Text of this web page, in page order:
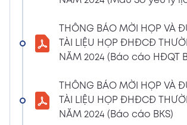
CBTT VỀ QUYẾT ĐỊNH MIỄN
04/01/2024
CBTT VỀ QUYẾT ĐỊNH BỔ
HỖ TRỢ
18/12/2023
4:48 PM
THÔNG BÁO MỜI HỌP VÀ
TÀI LIỆU HỌP ĐHĐCĐ
NĂM 2024 (Báo cáo HĐQT
THÔNG BÁO MỜI HỌP VÀ
TÀI LIỆU HỌP ĐHĐCĐ
NĂM 2024 (Báo cáo BKS)